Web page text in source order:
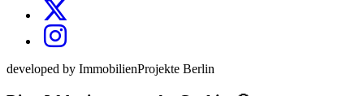
developed by ImmobilienProjekte Berlin